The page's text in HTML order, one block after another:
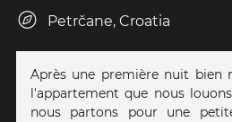
Petrčane, Croatia
Après une première nuit bien
l'appartement que nous
nous partons pour une